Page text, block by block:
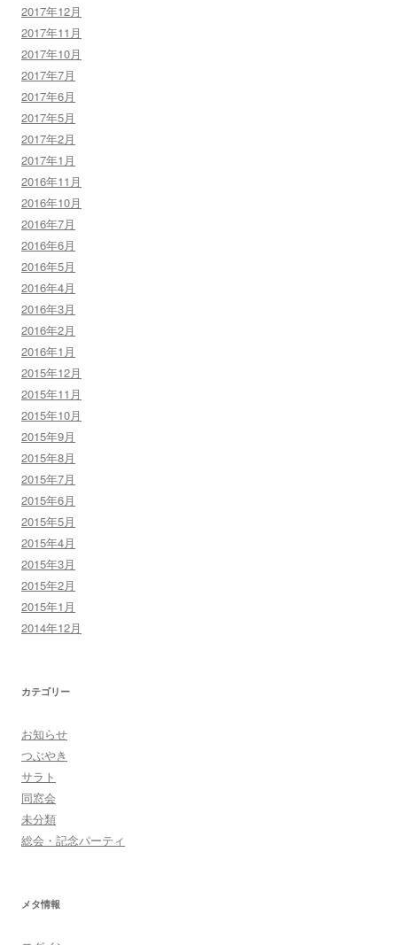
2017年12月
2017年11月
2017年10月
2017年7月
2017年6月
2017年5月
2017年2月
2017年1月
2016年11月
2016年10月
2016年7月
2016年6月
2016年5月
2016年4月
2016年3月
2016年2月
2016年1月
2015年12月
2015年11月
2015年10月
2015年9月
2015年8月
2015年7月
2015年6月
2015年5月
2015年4月
2015年3月
2015年2月
2015年1月
2014年12月
カテゴリー
お知らせ
つぶやき
サラト
同窓会
未分類
総会・記念パーティ
メタ情報